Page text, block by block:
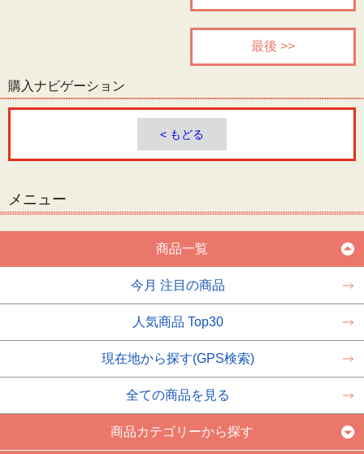
最後 >>
購入ナビゲーション
< もどる
メニュー
商品一覧
今月 注目の商品
人気商品 Top30
現在地から探す(GPS検索)
全ての商品を見る
商品カテゴリーから探す